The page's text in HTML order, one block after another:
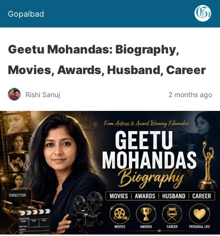
Gopalbad
Geetu Mohandas: Biography,
Movies, Awards, Husband, Career
Rishi Sanuj 2 months ago